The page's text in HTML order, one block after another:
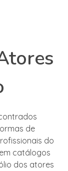
de
do
catálogos
dos atores